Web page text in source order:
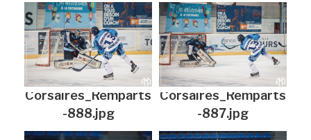
Corsaires_Remparts
-888.jpg
Corsaires_Remparts
-887.jpg